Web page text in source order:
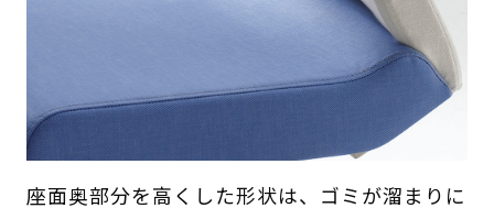
座面奥部分を高くした形状は、ゴミが溜まりに